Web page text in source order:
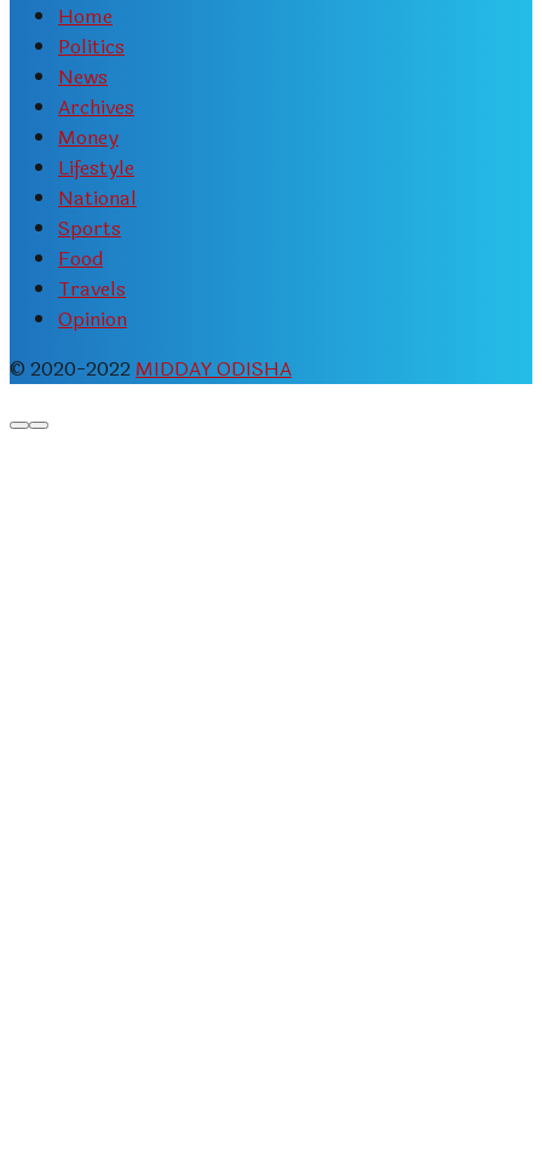
Home
Politics
News
Archives
Money
Lifestyle
National
Sports
Food
Travels
Opinion
© 2020-2022 MIDDAY ODISHA